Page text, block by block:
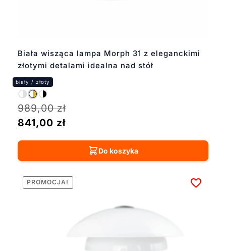
Biała wisząca lampa Morph 31 z eleganckimi
złotymi detalami idealna nad stół
989,00zł
841,00 zł
Do koszyka
PROMOCJA!